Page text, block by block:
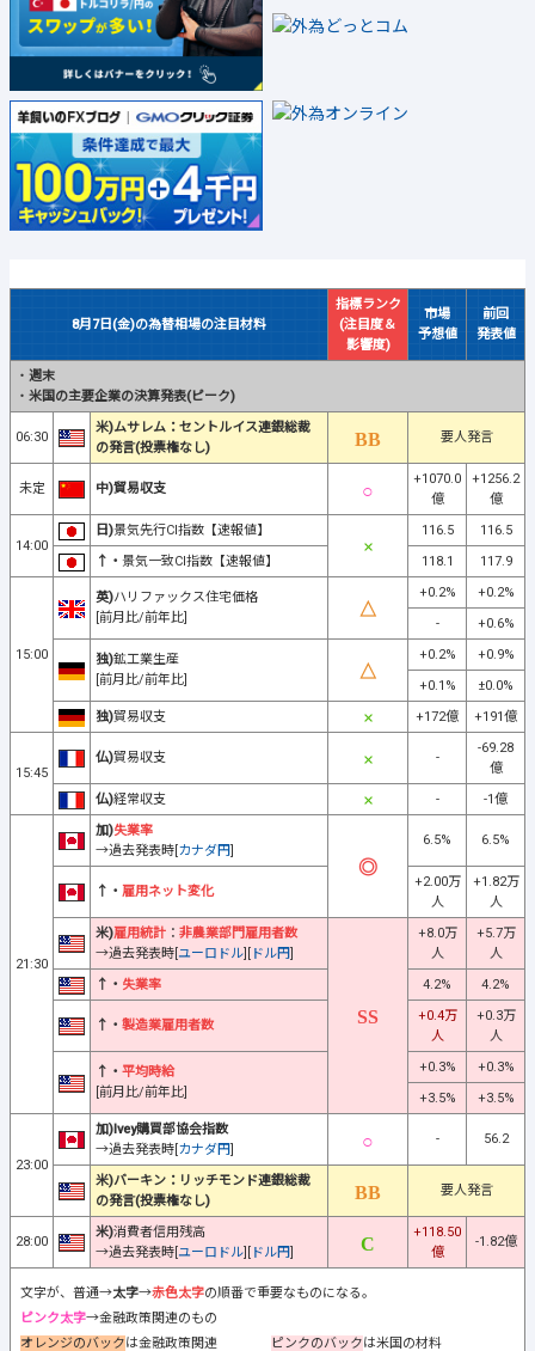
8月7日(金)の為替相場の注目材料
指標ランク
(注目度＆
影響度)
市場
予想値
前回
発表値
・ 週末
・ 米国の主要企業の決算発表(ピーク)
06:30
米)ムサレム：セントルイス連銀総裁
の発言(投票権なし)
要人発言
未定 中)貿易収支
+1070.0
億
+1256.2
億
14:00
日)景気先行CI指数【速報値】 116.5
116.5
↑・ 景気一致CI指数【速報値】 118.1 117.9
15:00
英)ハリファックス住宅価格
[前月比/前年比]
+0.2%
+0.2%
-
+0.6%
独)鉱工業生産
[前月比/前年比]
+0.2%
+0.9%
+0.1%
±0.0%
独)貿易収支 +172億 +191億
15:45
仏)貿易収支 -
-69.28
億
仏)経常収支 - -1億
21:30
加)失業率
→過去発表時[カナダ円]
6.5% 6.5%
↑・ 雇用ネット変化
+2.00万
人
+1.82万
人
米)雇用統計 ： 非農業部門雇用者数
→過去発表時[ユーロドル][ ドル円]
+8.0万
人
+5.7万
人
↑・ 失業率 4.2% 4.2%
↑・ 製造業雇用者数
+0.4万
人
+0.3万
人
↑・ 平均時給
[前月比/前年比]
+0.3%
+0.3%
+3.5%
+3.5%
23:00
加)Ivey購買部協会指数
→過去発表時[カナダ円]
- 56.2
米)バーキン：リッチモンド連銀総裁
の発言(投票権なし)
要人発言
28:00
米)消費者信用残高
→過去発表時[ユーロドル][ ドル円]
+118.50
億
-1.82億
文字が、普通→太字→赤色太字の順番で重要なものになる。
ピンク太字→金融政策関連のもの
オレンジのバックは金融政策関連 ピンクのバックは米国の材料